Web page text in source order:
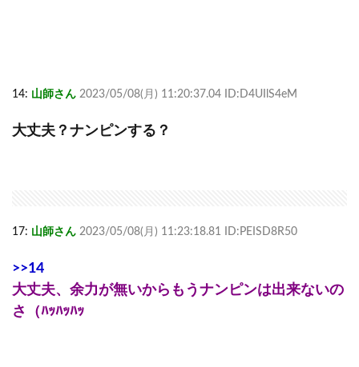
14: 山師さん 2023/05/08(月) 11:20:37.04 ID:D4UIlS4eM
大丈夫？ナンピンする？
17: 山師さん 2023/05/08(月) 11:23:18.81 ID:PEISD8R50
>>14
大丈夫、余力が無いからもうナンピンは出来ないの
さ（ﾊｯﾊｯﾊｯ